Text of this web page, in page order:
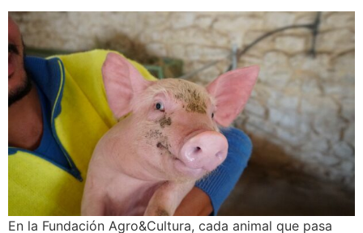
En la Fundación Agro&Cultura, cada animal que pasa